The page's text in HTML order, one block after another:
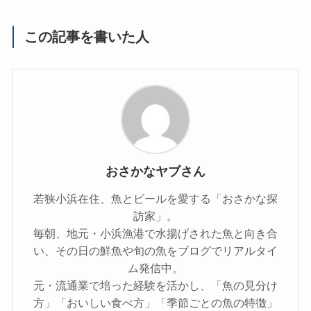
この記事を書いた人
おさかなヤブさん
若狭小浜在住、魚とビールを愛する「おさかな探
訪家」。
毎朝、地元・小浜漁港で水揚げされた魚と向き合
い、その日の鮮魚や旬の魚をブログでリアルタイ
ム発信中。
元・流通業で培った経験を活かし、「魚の見分け
方」「おいしい食べ方」「季節ごとの魚の特徴」